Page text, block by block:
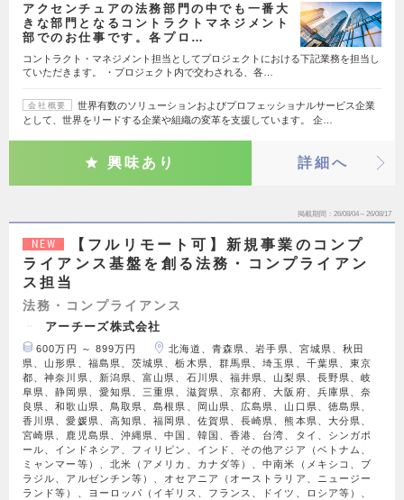
アクセンチュアの法務部門の中でも一番大
きな部門となるコントラクトマネジメント
部でのお仕事です。各プロ…
コントラクト・マネジメント担当としてプロジェクトにおける下記業務を担当し
ていただきます。 ・プロジェクト内で交わされる、各…
会社概要
世界有数のソリューションおよびプロフェッショナルサービス企業
として、世界をリードする企業や組織の変革を支援しています。 企…
興味あり 詳細へ
掲載期間 26/08/04～26/08/17
NEW
【フルリモート可】新規事業のコンプ
ライアンス基盤を創る法務・コンプライアン
ス担当
法務・コンプライアンス
アーチーズ株式会社
600万円 ～ 899万円
北海道、青森県、岩手県、宮城県、秋田
県、山形県、福島県、茨城県、栃木県、群馬県、埼玉県、千葉県、東京
都、神奈川県、新潟県、富山県、石川県、福井県、山梨県、長野県、岐
阜県、静岡県、愛知県、三重県、滋賀県、京都府、大阪府、兵庫県、奈
良県、和歌山県、鳥取県、島根県、岡山県、広島県、山口県、徳島県、
香川県、愛媛県、高知県、福岡県、佐賀県、長崎県、熊本県、大分県、
宮崎県、鹿児島県、沖縄県、中国、韓国、香港、台湾、タイ、シンガポ
ール、インドネシア、フィリピン、インド、その他アジア（ベトナム、
ミャンマー等）、北米（アメリカ、カナダ等）、中南米（メキシコ、ブ
ラジル、アルゼンチン等）、オセアニア（オーストラリア、ニュージー
ランド等）、ヨーロッパ（イギリス、フランス、ドイツ、ロシア等）、